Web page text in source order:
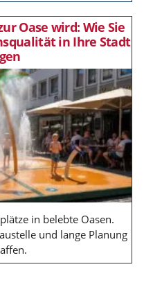
Oase wird: Wie Sie
in Ihre Stadt
in belebte Oasen.
und lange Planung